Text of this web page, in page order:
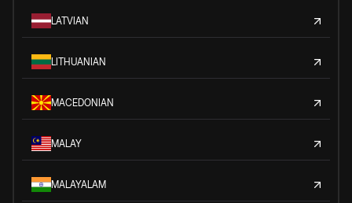
LATVIAN
LITHUANIAN
MACEDONIAN
MALAY
MALAYALAM